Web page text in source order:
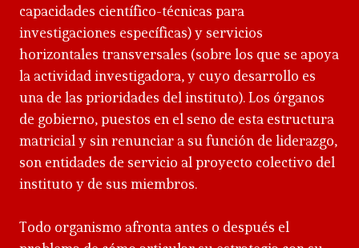
capacidades científico-técnicas para
investigaciones específicas) y servicios
horizontales transversales (sobre los que se apoya
la actividad investigadora, y cuyo desarrollo es
una de las prioridades del instituto). Los órganos
de gobierno, puestos en el seno de esta estructura
matricial y sin renunciar a su función de liderazgo,
son entidades de servicio al proyecto colectivo del
instituto y de sus miembros.
Todo organismo afronta antes o después el